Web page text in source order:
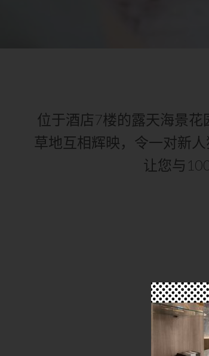
位于酒店7楼的露天海景
草地互相辉映，令一对新
让您与